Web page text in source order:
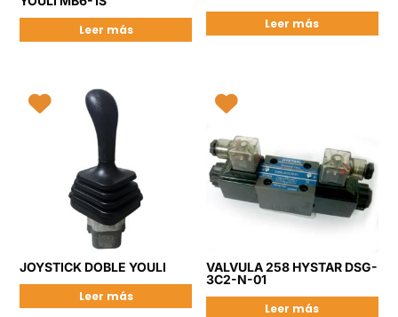
Leer más
Leer más
JOYSTICK DOBLE YOULI
Leer más
VALVULA 258 HYSTAR DSG-
3C2-N-01
Leer más